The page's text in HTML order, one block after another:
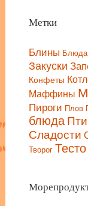
Метки
Блины Блюда
Закуски
Конфеты
Маффины
Пироги Плов
блюда
Сладости
Творог Тесто